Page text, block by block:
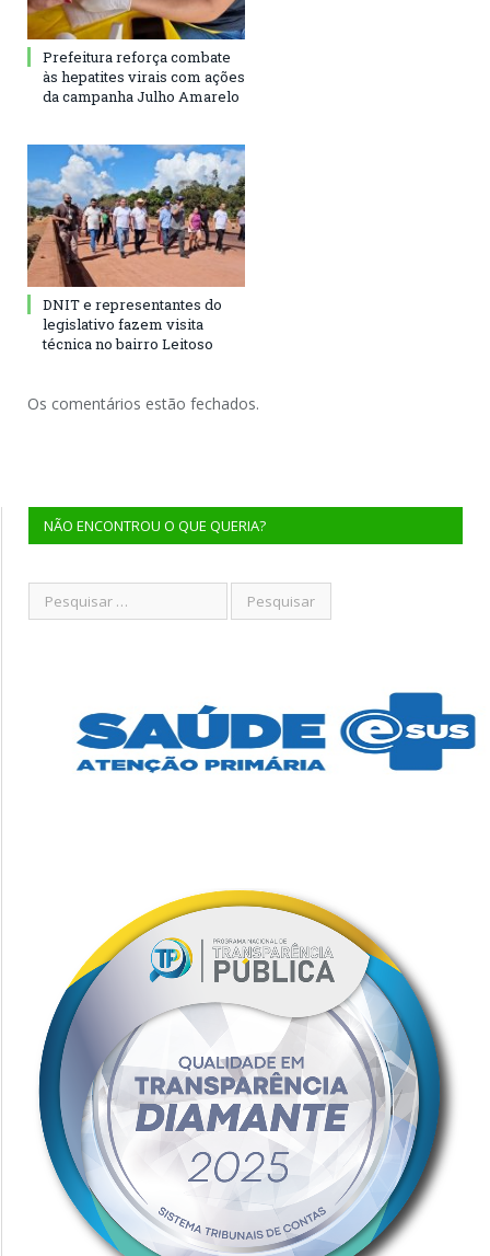
Prefeitura reforça combate
às hepatites virais com ações
da campanha Julho Amarelo
DNIT e representantes do
legislativo fazem visita
técnica no bairro Leitoso
Os comentários estão fechados.
NÃO ENCONTROU O QUE QUERIA?